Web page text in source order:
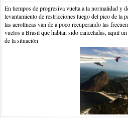
Otros
0 7-dic-2019::
Queremos hacer el tour de
janeiro. Somos dos adultos y dos
recomendas para hacer el tour?, en
Vale la pena hacerlo así con un
arraial y contratar el paseo en
En tiempos de progresiva vuelta a la normalidad y
levantamiento de restricciones luego del pico de la
las aerolíneas van de a poco recuperando las
vuelos a Brasil que habían sido canceladas, aquií
de la situación